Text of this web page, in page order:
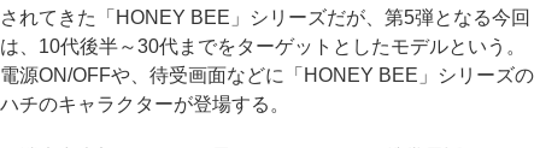
されてきた「HONEY BEE」シリーズだが、第5弾となる今回
は、10代後半～30代までをターゲットとしたモデルという。
電源ON/OFFや、待受画面などに「HONEY BEE」シリーズの
ハチのキャラクターが登場する。